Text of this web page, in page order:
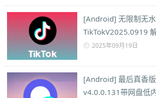
[Android] 无限制无
TikTokV2025.0919
2025年09月19日
[Android] 最后真香
v4.0.0.131带网盘低